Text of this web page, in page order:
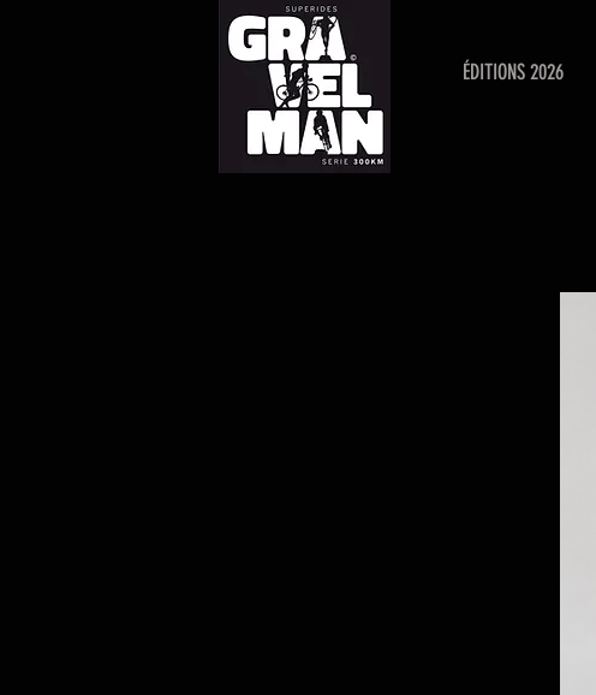
ÉDITIONS 2026